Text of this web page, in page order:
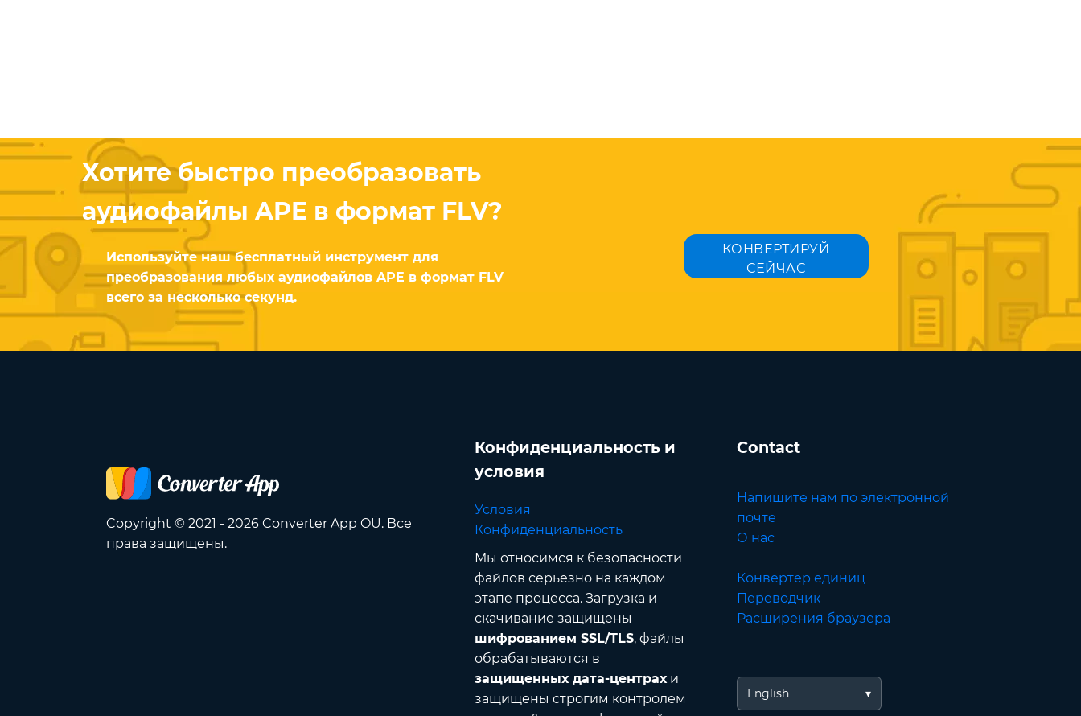
Хотите быстро преобразовать
аудиофайлы APE в формат FLV?
Используйте наш бесплатный инструмент для
преобразования любых аудиофайлов APE в формат FLV
всего за несколько секунд.
КОНВЕРТИРУЙ
СЕЙЧАС
Copyright © 2021 - 2026 Converter App OÜ. Все
права защищены.
Конфиденциальность и
условия
Условия
Конфиденциальность
Мы относимся к безопасности
файлов серьезно на каждом
этапе процесса. Загрузка и
скачивание защищены
шифрованием SSL/TLS, файлы
обрабатываются в
защищенных дата-центрахи
защищены строгим контролем
Contact
Напишите нам по электронной
почте
О нас
Конвертер единиц
Переводчик
Расширения браузера
English